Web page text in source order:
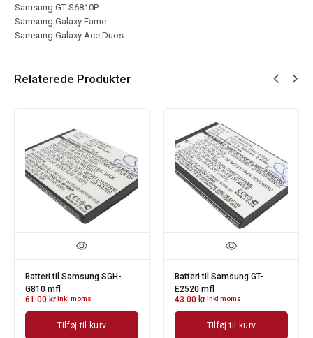
Samsung GT-S6810P
Samsung Galaxy Fame
Samsung Galaxy Ace Duos
Relaterede Produkter
Batteri til Samsung SGH-
G810 mfl
61.00 kr.inkl moms
Tilføj til kurv
Batteri til Samsung GT-
E2520 mfl
43.00 kr.inkl moms
Tilføj til kurv